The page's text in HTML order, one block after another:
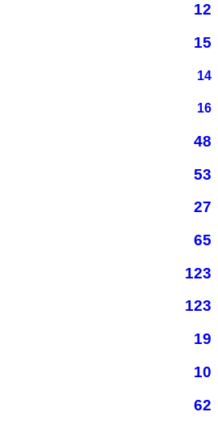
12
15
14
16
48
53
27
65
123
123
19
10
62